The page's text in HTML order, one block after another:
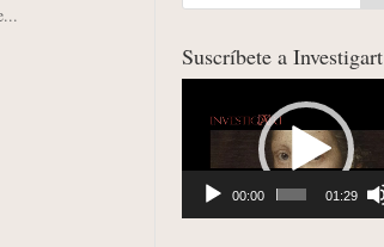
Suscríbete a Investigart
00:00 01:29